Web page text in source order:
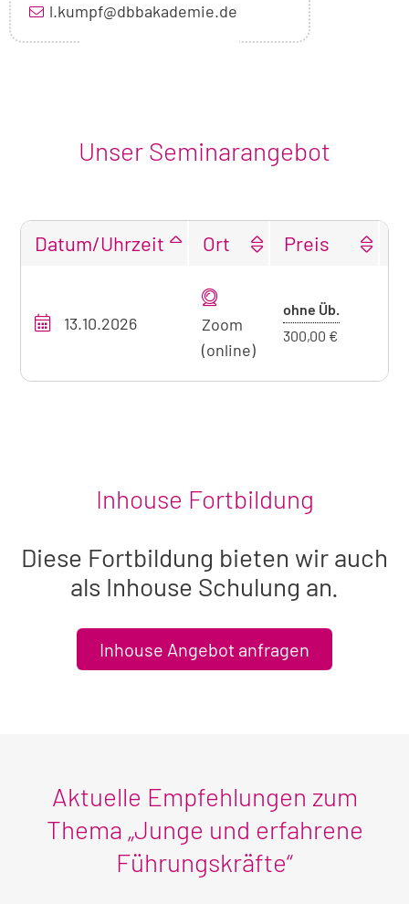
l.kumpf@dbbakademie.de
Unser Seminarangebot
unseres
zum
Datum/Uhrzeit Ort Preis
13.10.2026
Zoom
(online)
ohne Üb.
300,00 €
Inhouse Fortbildung
Diese Fortbildung bieten wir auch
als Inhouse Schulung an.
Inhouse Angebot anfragen
Aktuelle Empfehlungen zum
Thema „Junge und erfahrene
Führungskräfte“